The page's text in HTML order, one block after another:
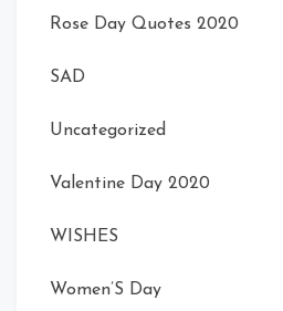
Rose Day Quotes 2020
SAD
Uncategorized
Valentine Day 2020
WISHES
Women’S Day